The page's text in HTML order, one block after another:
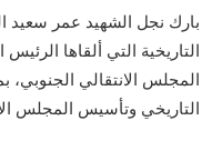
بارك نجل الشهيد عمر سعيد
التاريخية التي ألقاها
المجلس الانتقالي الجنوبي،
التاريخي وتأسيس المجلس